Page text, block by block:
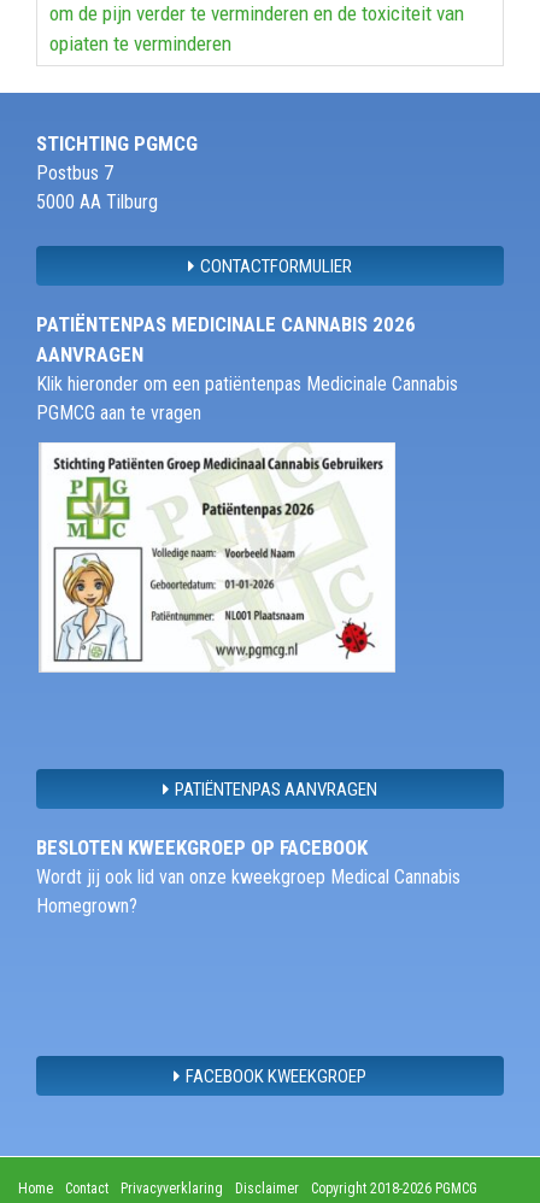
om de pijn verder te verminderen en de toxiciteit van
opiaten te verminderen
STICHTING PGMCG
Postbus 7
5000 AA Tilburg
CONTACTFORMULIER
PATIËNTENPAS MEDICINALE CANNABIS 2026
AANVRAGEN
Klik hieronder om een patiëntenpas Medicinale Cannabis
PGMCG aan te vragen
PATIËNTENPAS AANVRAGEN
BESLOTEN KWEEKGROEP OP FACEBOOK
Wordt jij ook lid van onze kweekgroep Medical Cannabis
Homegrown?
FACEBOOK KWEEKGROEP
Home Contact Privacyverklaring Disclaimer Copyright 2018-2026 PGMCG